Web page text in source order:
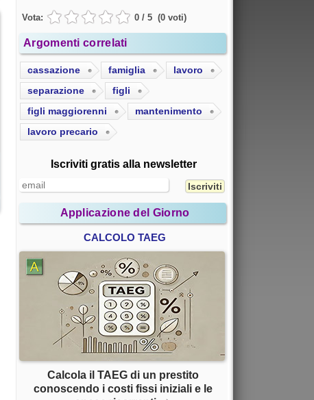
Vota: 0 / 5 (0 voti)
Argomenti correlati
cassazione famiglia
lavoro
separazione
figli
figli maggiorenni
mantenimento
lavoro precario
Iscriviti gratis alla newsletter
Applicazione del Giorno
CALCOLO TAEG
Calcola il TAEG di un prestito
conoscendo i costi fissi iniziali e le